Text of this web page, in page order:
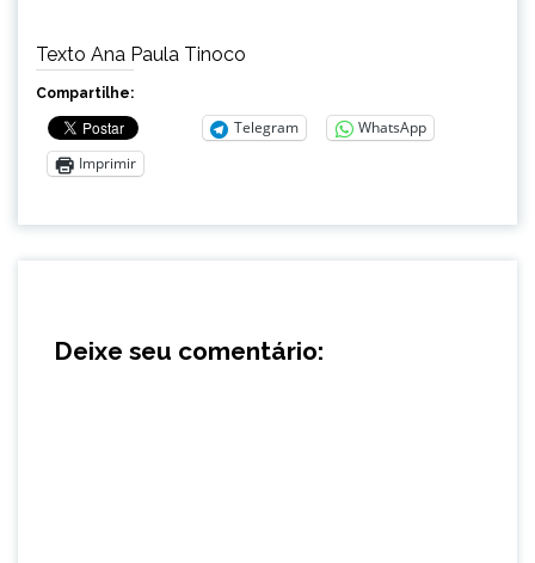
Texto Ana Paula Tinoco
Compartilhe:
Telegram
WhatsApp
Imprimir
Deixe seu comentário: